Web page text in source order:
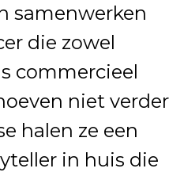
samenwerken
die zowel
commercieel
niet verder
halen ze een
in huis die